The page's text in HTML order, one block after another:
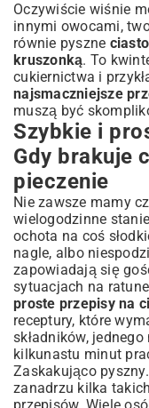
Oczywiście wiśnie
innymi owocami,
równie pyszne
kruszonką. To
cukiernictwa i
najsmaczniejsze
muszą być
Szybkie i
Gdy brakuje
pieczenie
Nie zawsze mamy
wielogodzinne
ochota na coś
nagle, albo
zapowiadają się
sytuacjach na
proste przepisy na
receptury, które
składników,
kilkunastu minut
Zaskakująco
zanadrzu kilka